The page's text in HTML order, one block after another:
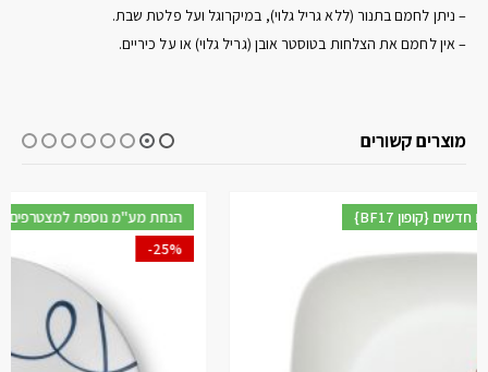
– ניתן לחמם בתנור (ללא גריל גלוי), במיקרוגל ועל פלטת שבת.
– אין לחמם את הצלחות בטוסטר אובן (גריל גלוי) או על כיריים.
מוצרים קשורים
{BF17 קופון} הנחת מע"מ נוספת למצטרפים חדשים
-25%